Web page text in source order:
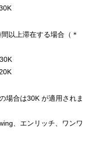
以上滞在する場合（＊
場合は30K が適用されま
、エンリッチ、ワンワ